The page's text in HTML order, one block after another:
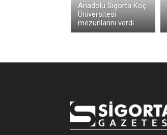
Anadolu Sigorta Koç
Üniversitesi
mezunlarını verdi